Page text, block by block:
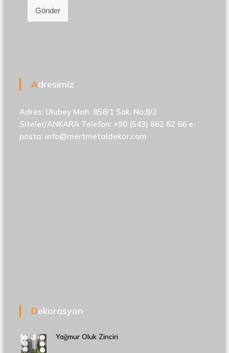
Gönder
Adresimiz
Adres: Ulubey Mah. 858/1 Sok. No:8/2
Siteler/ANKARA Telefon: +90 (543) 662 62 66 e-
posta: info@mertmetaldekor.com
Dekorasyon
Yağmur Oluk Zinciri